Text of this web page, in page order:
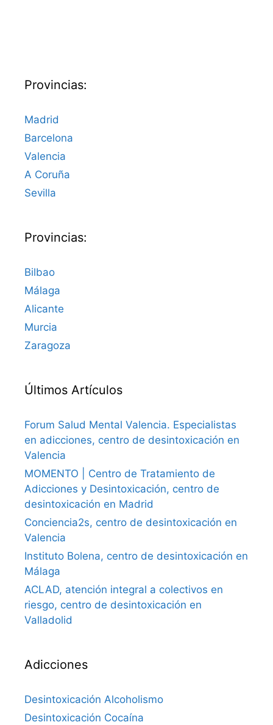
Provincias:
Madrid
Barcelona
Valencia
A Coruña
Sevilla
Provincias:
Bilbao
Málaga
Alicante
Murcia
Zaragoza
Últimos Artículos
Forum Salud Mental Valencia. Especialistas
en adicciones, centro de desintoxicación en
Valencia
MOMENTO | Centro de Tratamiento de
Adicciones y Desintoxicación, centro de
desintoxicación en Madrid
Conciencia2s, centro de desintoxicación en
Valencia
Instituto Bolena, centro de desintoxicación en
Málaga
ACLAD, atención integral a colectivos en
riesgo, centro de desintoxicación en
Valladolid
Adicciones
Desintoxicación Alcoholismo
Desintoxicación Cocaína